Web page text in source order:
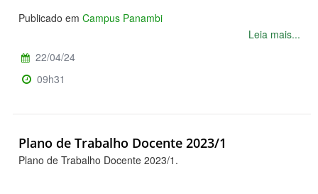
Publicado em Campus Panambi
Leia mais...
22/04/24
09h31
Plano de Trabalho Docente 2023/1
Plano de Trabalho Docente 2023/1.